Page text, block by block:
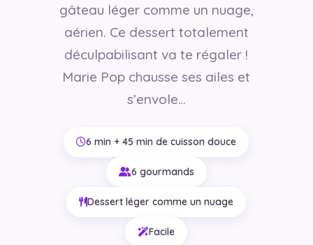
gâteau léger comme un nuage,
aérien. Ce dessert totalement
déculpabilisant va te régaler !
Marie Pop chausse ses ailes et
s’envole…
6 min + 45 min de cuisson douce
6 gourmands
Dessert léger comme un nuage
Facile